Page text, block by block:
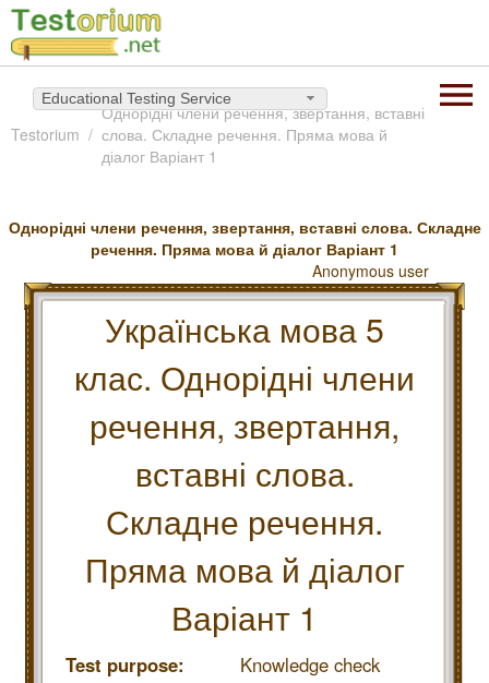
Educational Testing Service
Testorium
Однорідні члени речення, звертання, вставні
слова. Складне речення. Пряма мова й
діалог Варіант 1
Однорідні члени речення, звертання, вставні слова. Складне
речення. Пряма мова й діалог Варіант 1
Anonymous user
Українська мова 5
клас. Однорідні члени
речення, звертання,
вставні слова.
Складне речення.
Пряма мова й діалог
Варіант 1
Test purpose:
Knowledge check